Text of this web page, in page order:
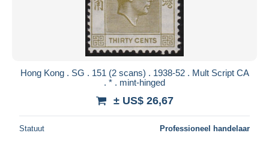
Hong Kong . SG . 151 (2 scans) . 1938-52 . Mult Script CA
. * . mint-hinged
± US$ 26,67
Statuut Professioneel handelaar